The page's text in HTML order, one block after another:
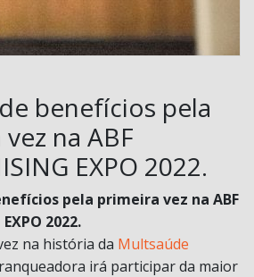
benefícios pela
na ABF
EXPO 2022.
pela primeira vez na ABF
2022.
na história da Multsaúde
irá participar da maior